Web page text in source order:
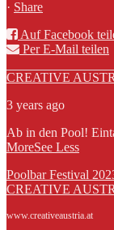
· Share
Auf Facebook
Per E-Mail teilen
CREATIVE
3 years ago
Ab in den Pool!
MoreSee Less
Poolbar Festival
CREATIVE
www.creativeaustria.at